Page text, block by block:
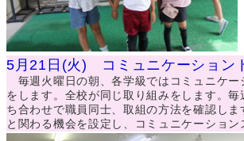
5月21日(火) コミュニケーション
毎週火曜日の朝、各学級ではコミュニケー
をします。全校が同じ取り組みをします。
ち合わせで職員同士、取組の方法を確認し
と関わる機会を設定し、コミュニケーション